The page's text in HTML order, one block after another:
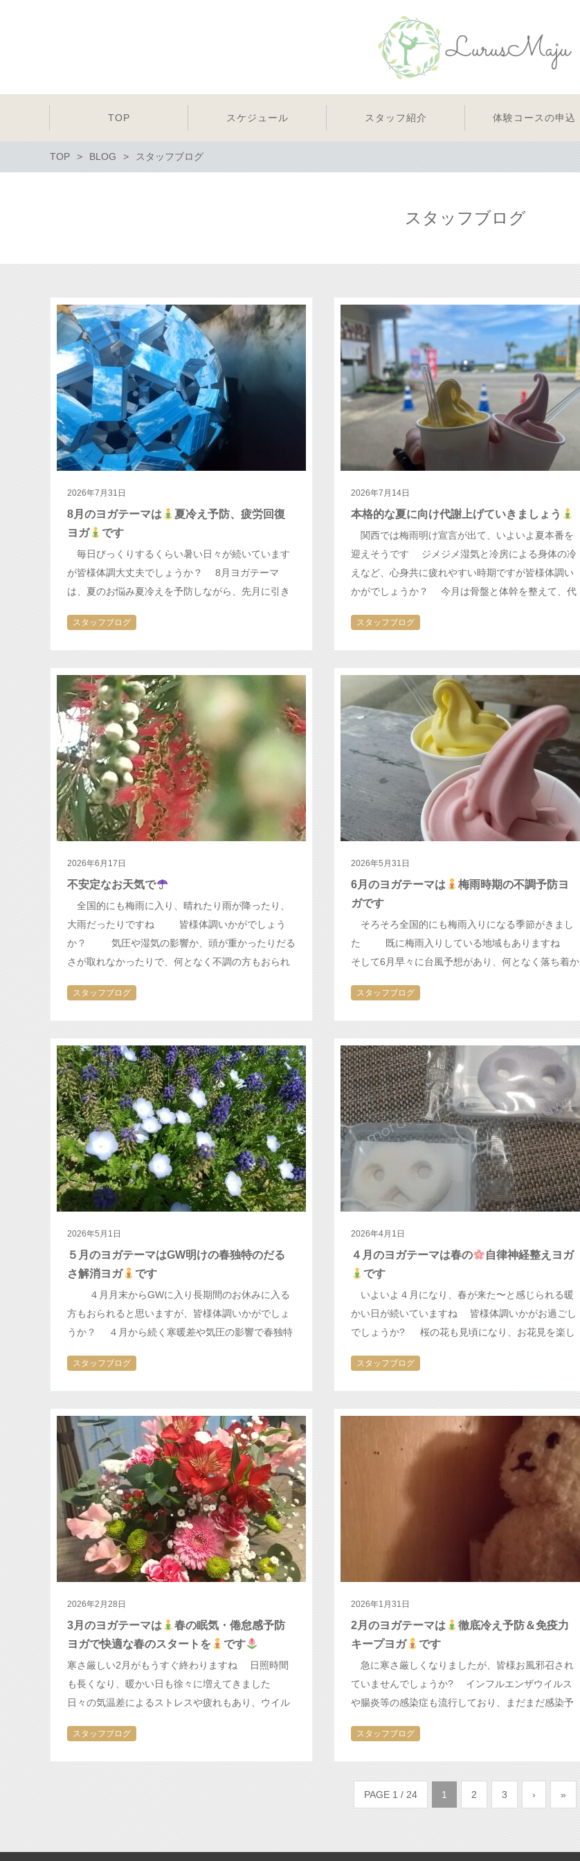
TOP スケジュール スタッフ紹介 体験コースの申込
TOP BLOG スタッフブログ
スタッフブログ
2026年7月31日
8月のヨガテーマは
夏冷え予防、疲労回復
ヨガ
です
毎日びっくりするくらい暑い日々が続いています
が皆様体調大丈夫でしょうか？ 8月ヨガテーマ
は、夏のお悩み夏冷えを予防しながら、先月に引き
いきたいと思います 冷房による…
スタッフブログ
2026年7月14日
本格的な夏に向け代謝上げていきましょう
関西では梅雨明け宣言が出て、いよいよ夏本番を
迎えそうです ジメジメ湿気と冷房による身体の冷
えなど、心身共に疲れやすい時期ですが皆様体調い
かがでしょうか？ 今月は骨盤と体幹を整えて、代
スタッフブログ
2026年6月17日
不安定なお天気で
全国的にも梅雨に入り、晴れたり雨が降ったり、
大雨だったりですね 皆様体調いかがでしょう
か？ 気圧や湿気の影響か、頭が重かったりだる
さが取れなかったりで、何となく不調の方もおられ
スタッフブログ
2026年5月31日
6月のヨガテーマは
梅雨時期の不調予防ヨ
ガです
そろそろ全国的にも梅雨入りになる季節がきまし
た 既に梅雨入りしている地域もありますね
そして6月早々に台風予想があり、何となく落ち着か
うか？ 5月に引き続き気…
スタッフブログ
2026年5月1日
５月のヨガテーマはGW明けの春独特のだる
さ解消ヨガ
です
４月月末からGWに入り長期間のお休みに入る
方もおられると思いますが、皆様体調いかがでしょ
うか？ ４月から続く寒暖差や気圧の影響で春独特
月はその様な疲れをヨガで解消…
スタッフブログ
2026年4月1日
４月のヨガテーマは春の
自律神経整えヨガ
です
いよいよ４月になり、春が来た〜と感じられる暖
かい日が続いていますね 皆様体調いかがお過ごし
でしょうか? 桜の花も見頃になり、お花見を楽し
ごしやすい日々が続きますが、…
スタッフブログ
2026年2月28日
3月のヨガテーマは
春の眠気・倦怠感予防
ヨガで快適な春のスタートを
です
寒さ厳しい2月がもうすぐ終わりますね 日照時間
も長くなり、暖かい日も徐々に増えてきました
日々の気温差によるストレスや疲れもあり、ウイル
が、皆様体調いかがでしょうか？ …
スタッフブログ
2026年1月31日
2月のヨガテーマは
徹底冷え予防＆免疫力
キープヨガ
です
急に寒さ厳しくなりましたが、皆様お風邪召され
ていませんでしょうか? インフルエンザウイルス
や腸炎等の感染症も流行しており、まだまだ感染予
に、身体を暖めてしっかり栄養と睡眠…
スタッフブログ
PAGE 1 / 24 1 2 3 › »